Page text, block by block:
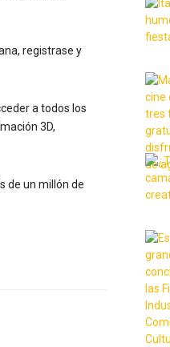
registrase y
a todos los
3D,
de un millón de